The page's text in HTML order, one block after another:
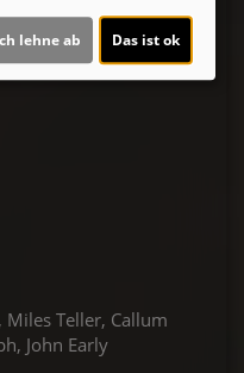
Miles Teller, Callum
John Early
lehne ab Das ist ok